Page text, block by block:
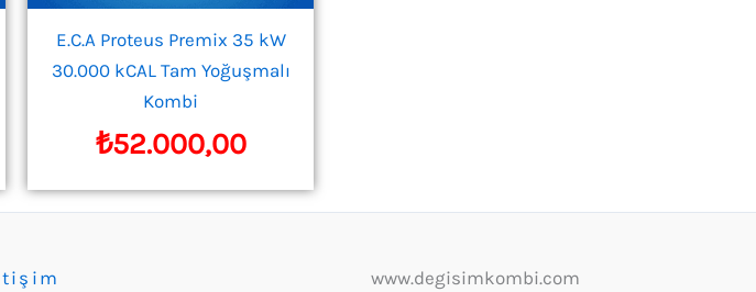
E.C.A Proteus Premix 35 kW
30.000 kCAL Tam Yoğuşmalı
Kombi
₺52.000,00
www.degisimkombi.com